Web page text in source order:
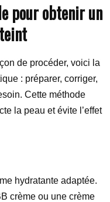
pour obtenir un
de procéder, voici la
: préparer, corriger,
Cette méthode
la peau et évite l’effet
hydratante adaptée.
crème ou une crème